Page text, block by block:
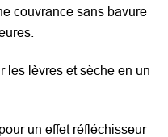
couvrance sans bavure
les lèvres et sèche en un
un effet réfléchisseur